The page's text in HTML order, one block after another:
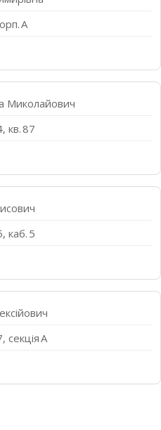
А
Миколайович
кв. 87
каб. 5
секція А